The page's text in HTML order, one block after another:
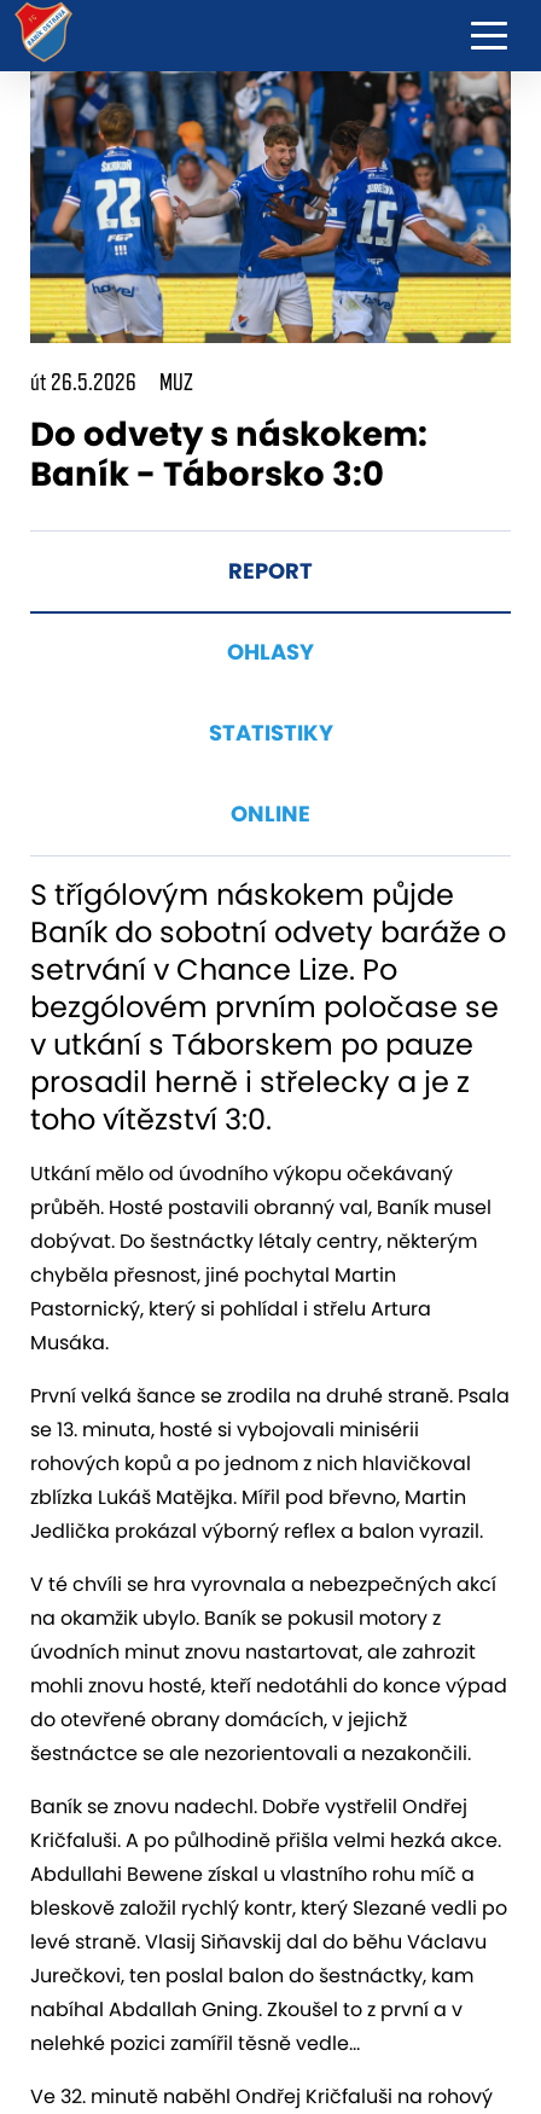
út 26.5.2026 MUZ
Do odvety s náskokem:
Baník - Táborsko 3:0
REPORT
OHLASY
STATISTIKY
ONLINE
S třígólovým náskokem půjde
Baník do sobotní odvety baráže o
setrvání v Chance Lize. Po
bezgólovém prvním poločase se
v utkání s Táborskem po pauze
prosadil herně i střelecky a je z
toho vítězství 3:0.
Utkání mělo od úvodního výkopu očekávaný
průběh. Hosté postavili obranný val, Baník musel
dobývat. Do šestnáctky létaly centry, některým
chyběla přesnost, jiné pochytal Martin
Pastornický, který si pohlídal i střelu Artura
Musáka.
První velká šance se zrodila na druhé straně. Psala
se 13. minuta, hosté si vybojovali minisérii
rohových kopů a po jednom z nich hlavičkoval
zblízka Lukáš Matějka. Mířil pod břevno, Martin
Jedlička prokázal výborný reflex a balon vyrazil.
V té chvíli se hra vyrovnala a nebezpečných akcí
na okamžik ubylo. Baník se pokusil motory z
úvodních minut znovu nastartovat, ale zahrozit
mohli znovu hosté, kteří nedotáhli do konce výpad
do otevřené obrany domácích, v jejichž
šestnáctce se ale nezorientovali a nezakončili.
Baník se znovu nadechl. Dobře vystřelil Ondřej
Kričfaluši. A po půlhodině přišla velmi hezká akce.
Abdullahi Bewene získal u vlastního rohu míč a
bleskově založil rychlý kontr, který Slezané vedli po
levé straně. Vlasij Siňavskij dal do běhu Václavu
Jurečkovi, ten poslal balon do šestnáctky, kam
nabíhal Abdallah Gning. Zkoušel to z první a v
nelehké pozici zamířil těsně vedle…
Ve 32. minutě naběhl Ondřej Kričfaluši na rohový